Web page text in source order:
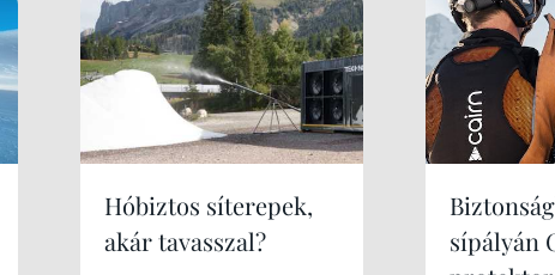
Hóbiztos síterepek,
akár tavasszal?
sípályán